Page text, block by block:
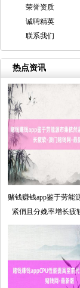
荣誉资质
诚聘精英
联系我们
热点资讯
赌钱赚钱app鉴于劳能
紧俏且分娩率增长疲